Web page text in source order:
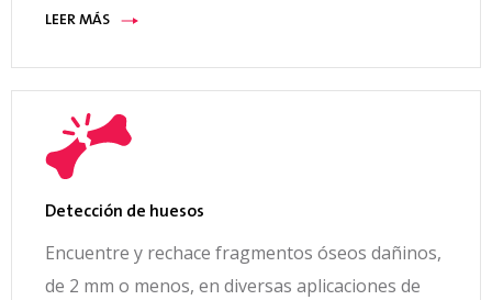
LEER MÁS
Detección de huesos
Encuentre y rechace fragmentos óseos dañinos,
de 2 mm o menos, en diversas aplicaciones de